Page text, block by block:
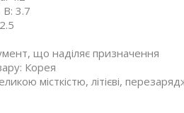
В: 3.7
що наділяє призначення
Корея
місткістю, літієві,